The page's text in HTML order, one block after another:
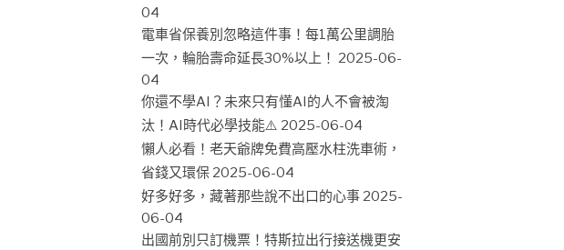
04
電車省保養別忽略這件事！每1萬公里調胎
一次，輪胎壽命延長30%以上！ 2025-06-
04
你還不學AI？未來只有懂AI的人不會被淘
汰！AI時代必學技能⚠️ 2025-06-04
懶人必看！老天爺牌免費高壓水柱洗車術，
省錢又環保 2025-06-04
好多好多，藏著那些說不出口的心事 2025-
06-04
出國前別只訂機票！特斯拉出行接送機更安